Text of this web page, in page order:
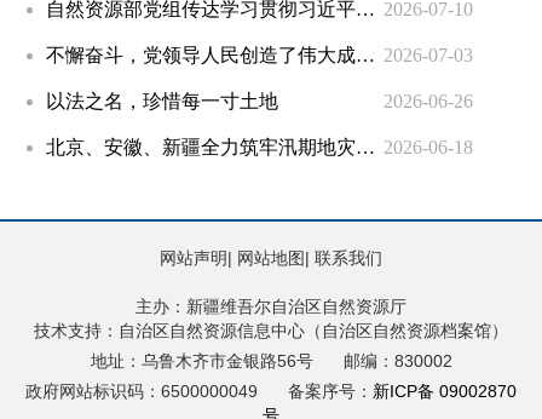
自然资源部党组传达学习贯彻习近平总书记对防汛救灾工作作出的重要指示精神 对防汛关键期全国地灾防范应对再动员再部署 2026-07-10
不懈奋斗，党领导人民创造了伟大成就——论学习贯彻习近平总书记在庆祝中国共产党成立105周年大会上重要讲话 | 人民日报 2026-07-03
以法之名，珍惜每一寸土地 2026-06-26
北京、安徽、新疆全力筑牢汛期地灾安全防线 2026-06-18
网站声明| 网站地图| 联系我们
主办：新疆维吾尔自治区自然资源厅
技术支持：自治区自然资源信息中心（自治区自然资源档案馆）
地址：乌鲁木齐市金银路56号
邮编：830002
政府网站标识码：6500000049
备案序号： 新ICP备 09002870